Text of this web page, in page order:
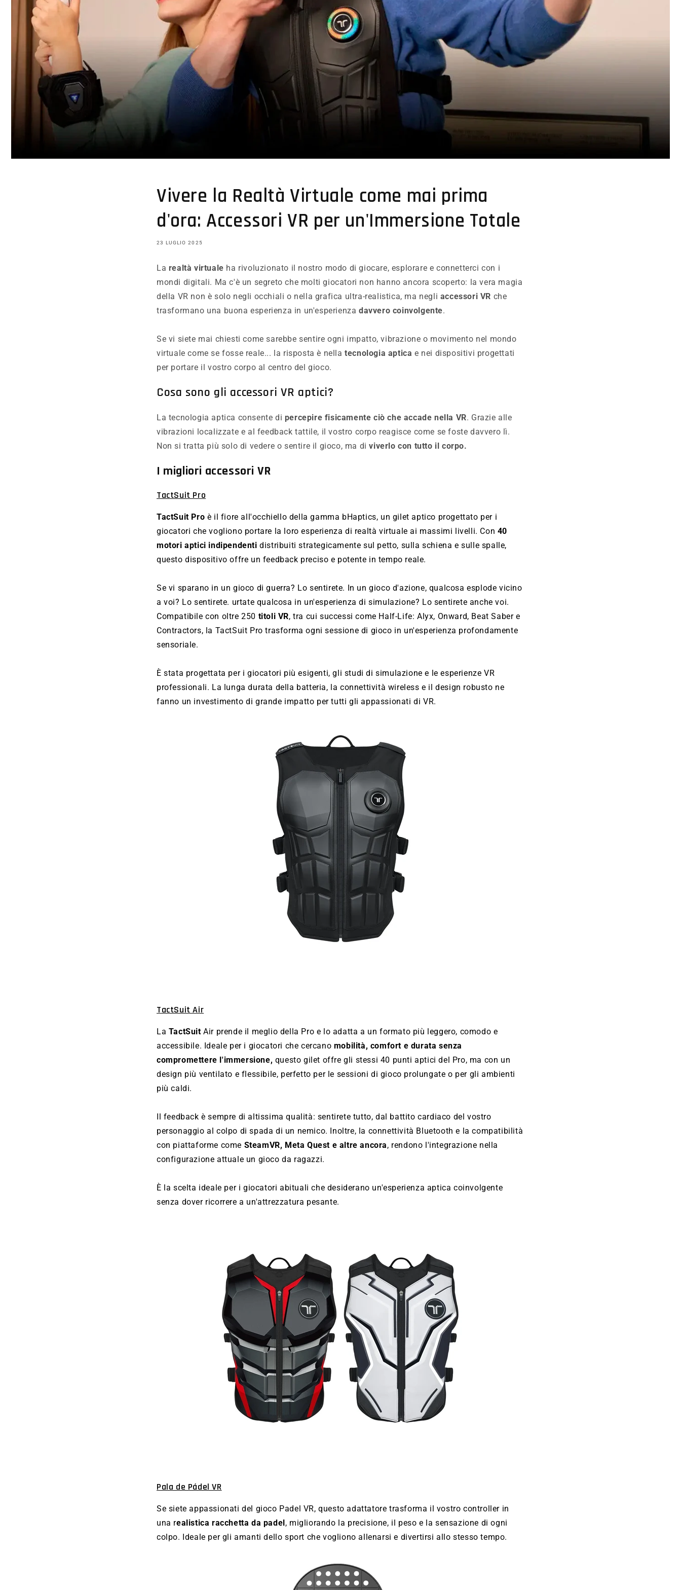
Vivere la Realtà Virtuale come mai prima
d'ora: Accessori VR per un'Immersione Totale
23 LUGLIO 2025
La realtà virtuale ha rivoluzionato il nostro modo di giocare, esplorare e connetterci con i
mondi digitali. Ma c'è un segreto che molti giocatori non hanno ancora scoperto: la vera magia
della VR non è solo negli occhiali o nella grafica ultra-realistica, ma negli accessori VR che
trasformano una buona esperienza in un'esperienzadavvero coinvolgente.
Se vi siete mai chiesti come sarebbe sentire ogni impatto, vibrazione o movimento nel mondo
virtuale come se fosse reale... la risposta è nellatecnologia aptica e nei dispositivi progettati
per portare il vostro corpo al centro del gioco.
Cosa sono gli accessori VR aptici?
La tecnologia aptica consente di percepire fisicamente ciò che accade nella VR. Grazie alle
vibrazioni localizzate e al feedback tattile, il vostro corpo reagisce come se foste davvero lì.
Non si tratta più solo di vedere o sentire il gioco, ma diviverlo con tutto il corpo.
I migliori accessori VR
TactSuit Pro
TactSuit Pro è il fiore all'occhiello della gamma bHaptics, un gilet aptico progettato per i
giocatori che vogliono portare la loro esperienza di realtà virtuale ai massimi livelli. Con 40
motori aptici indipendenti distribuiti strategicamente sul petto, sulla schiena e sulle spalle,
questo dispositivo offre un feedback preciso e potente in tempo reale.
Se vi sparano in un gioco di guerra? Lo sentirete. In un gioco d'azione, qualcosa esplode vicino
a voi? Lo sentirete. urtate qualcosa in un'esperienza di simulazione? Lo sentirete anche voi.
Compatibile con oltre 250 titoli VR, tra cui successi come Half-Life: Alyx, Onward, Beat Saber e
Contractors, la TactSuit Pro trasforma ogni sessione di gioco in un'esperienza profondamente
sensoriale.
È stata progettata per i giocatori più esigenti, gli studi di simulazione e le esperienze VR
professionali. La lunga durata della batteria, la connettività wireless e il design robusto ne
fanno un investimento di grande impatto per tutti gli appassionati di VR.
TactSuit Air
La TactSuitAir prende il meglio della Pro e lo adatta a un formato più leggero, comodo e
accessibile. Ideale per i giocatori che cercano mobilità, comfort e durata senza
compromettere l'immersione, questo gilet offre gli stessi 40 punti aptici del Pro, ma con un
design più ventilato e flessibile, perfetto per le sessioni di gioco prolungate o per gli ambienti
più caldi.
Il feedback è sempre di altissima qualità: sentirete tutto, dal battito cardiaco del vostro
personaggio al colpo di spada di un nemico. Inoltre, la connettività Bluetooth e la compatibilità
con piattaforme come SteamVR, Meta Quest e altre ancora, rendono l'integrazione nella
configurazione attuale un gioco da ragazzi.
È la scelta ideale per i giocatori abituali che desiderano un'esperienza aptica coinvolgente
senza dover ricorrere a un'attrezzatura pesante.
Pala de Pádel VR
Se siete appassionati del gioco Padel VR, questo adattatore trasforma il vostro controller in
una realistica racchetta da padel, migliorando la precisione, il peso e la sensazione di ogni
colpo. Ideale per gli amanti dello sport che vogliono allenarsi e divertirsi allo stesso tempo.